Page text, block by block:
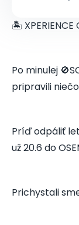
🏝️ XPERIENCE
Po minulej
pripravili niečo
Príď odpáliť
už 20.6 do
Prichystali